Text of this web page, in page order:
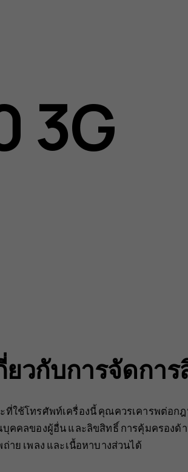
3G
ยวกับการจัดกา
ที่ใช้โทรศัพท์เครื่องนี้ คุณควรเคารพต่อก
บุคคลของผู้อื่น และลิขสิทธิ์ การคุ้มครองด้
าย เพลง และเนื้อหาบางส่วนได้